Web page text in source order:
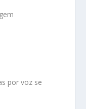
por voz se